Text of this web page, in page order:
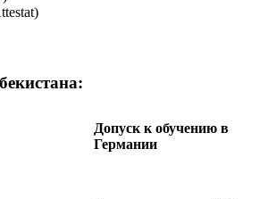
Допуск к обучению в
Германии